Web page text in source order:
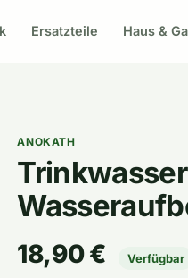
Ersatzteile Haus &
ANOKATH
18,90 € Verfügbar